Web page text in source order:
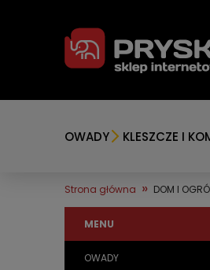
OWADY KLESZCZE I
Strona główna » DOM I
MENU
OWADY